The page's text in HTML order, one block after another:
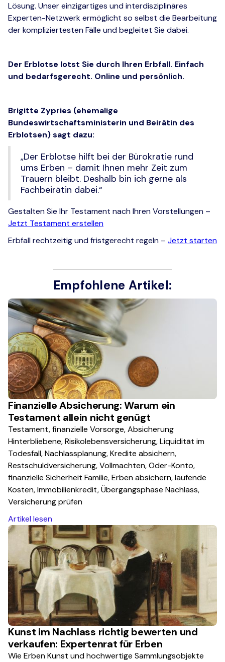
Lösung. Unser einzigartiges und interdisziplinäres
Experten-Netzwerk ermöglicht so selbst die Bearbeitung
der kompliziertesten Fälle und begleitet Sie dabei.
Der Erblotse lotst Sie durch Ihren Erbfall. Einfach
und bedarfsgerecht. Online und persönlich.
Brigitte Zypries (ehemalige
Bundeswirtschaftsministerin und Beirätin des
Erblotsen) sagt dazu:
„Der Erblotse hilft bei der Bürokratie rund
ums Erben – damit Ihnen mehr Zeit zum
Trauern bleibt. Deshalb bin ich gerne als
Fachbeirätin dabei.“
Gestalten Sie Ihr Testament nach Ihren Vorstellungen –
Jetzt Testament erstellen
Erbfall rechtzeitig und fristgerecht regeln – Jetzt starten
Empfohlene Artikel:
Finanzielle Absicherung: Warum ein
Testament allein nicht genügt
Testament, finanzielle Vorsorge, Absicherung
Hinterbliebene, Risikolebensversicherung, Liquidität im
Todesfall, Nachlassplanung, Kredite absichern,
Restschuldversicherung, Vollmachten, Oder-Konto,
finanzielle Sicherheit Familie, Erben absichern, laufende
Kosten, Immobilienkredit, Übergangsphase Nachlass,
Versicherung prüfen
Artikel lesen
Kunst im Nachlass richtig bewerten und
verkaufen: Expertenrat für Erben
Wie Erben Kunst und hochwertige Sammlungsobjekte